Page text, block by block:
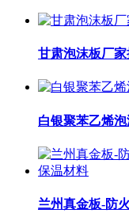
甘肃泡沫板厂
白银聚苯乙烯
兰州真金板-防